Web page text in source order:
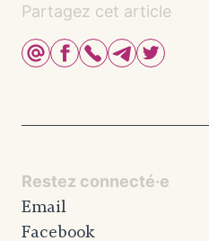
Partagez cet article
Restez connecté·e
Email
Facebook